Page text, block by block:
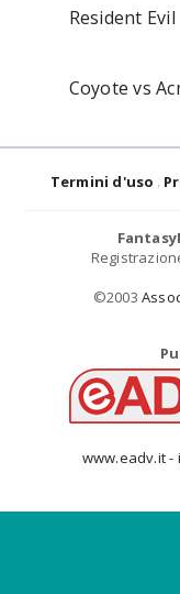
Resident Evil
Coyote vs
Termini d'uso
©2003
www.eadv.it -